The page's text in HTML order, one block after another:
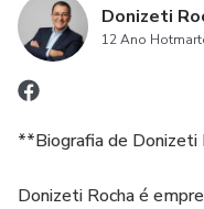
Donizeti
12 Ano
**Biografia de Donizeti
Donizeti Rocha é